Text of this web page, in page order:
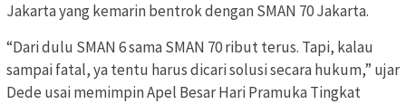
Jakarta yang kemarin bentrok dengan SMAN 70 Jakarta.
“Dari dulu SMAN 6 sama SMAN 70 ribut terus. Tapi, kalau
sampai fatal, ya tentu harus dicari solusi secara hukum,” ujar
Dede usai memimpin Apel Besar Hari Pramuka Tingkat